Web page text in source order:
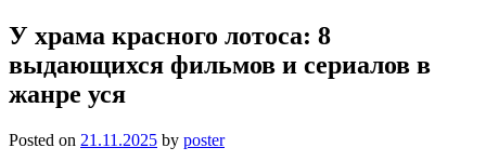
У храма красного лотоса: 8
выдающихся фильмов и сериалов в
жанре уся
Posted on 21.11.2025 by poster